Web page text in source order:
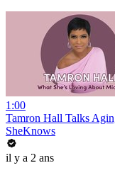
1:00
Tamron Hall Talks
SheKnows
il y a 2 ans